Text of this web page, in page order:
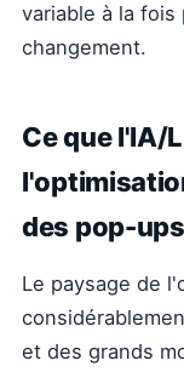
variable à la
changement.
Ce que l'IA/
des pop-ups
Le paysage de
et des grands